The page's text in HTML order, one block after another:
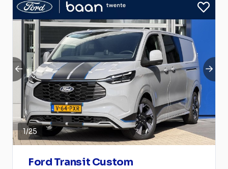
1/25
Ford Transit Custom